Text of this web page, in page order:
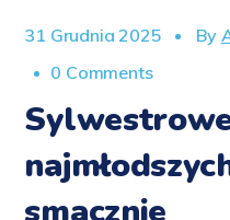
31 Grudnia 2025 By
0 Comments